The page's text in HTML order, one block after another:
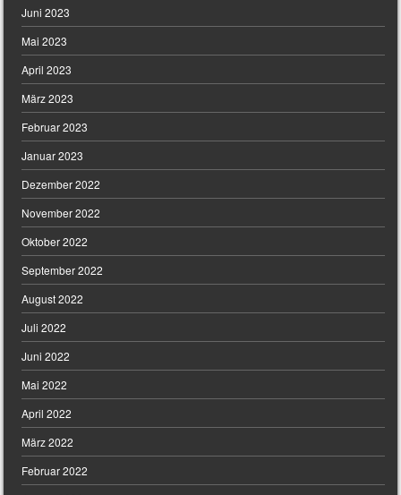
Juni 2023
Mai 2023
April 2023
März 2023
Februar 2023
Januar 2023
Dezember 2022
November 2022
Oktober 2022
September 2022
August 2022
Juli 2022
Juni 2022
Mai 2022
April 2022
März 2022
Februar 2022